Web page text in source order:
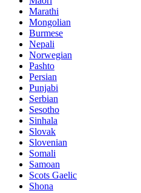
Marathi
Mongolian
Burmese
Nepali
Norwegian
Pashto
Persian
Punjabi
Serbian
Sesotho
Sinhala
Slovak
Slovenian
Somali
Samoan
Scots Gaelic
Shona